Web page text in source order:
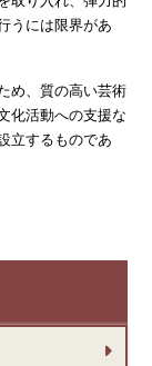
うには限界があ
め、質の高い芸術
化活動への支援な
立するものであ